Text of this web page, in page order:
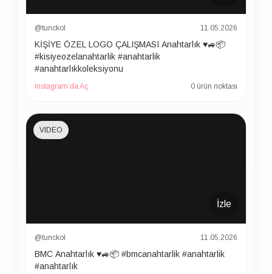
@tunckol 11.05.2026
KİŞİYE ÖZEL LOGO ÇALIŞMASI Anahtarlık ♥️🚙📦
#kisiyeozelanahtarlik #anahtarlik
#anahtarlıkkoleksiyonu
Instagram’da Aç 0 ürün noktası
İzle
VIDEO
@tunckol 11.05.2026
BMC Anahtarlık ♥️🚙📦 #bmcanahtarlik #anahtarlik
#anahtarlık